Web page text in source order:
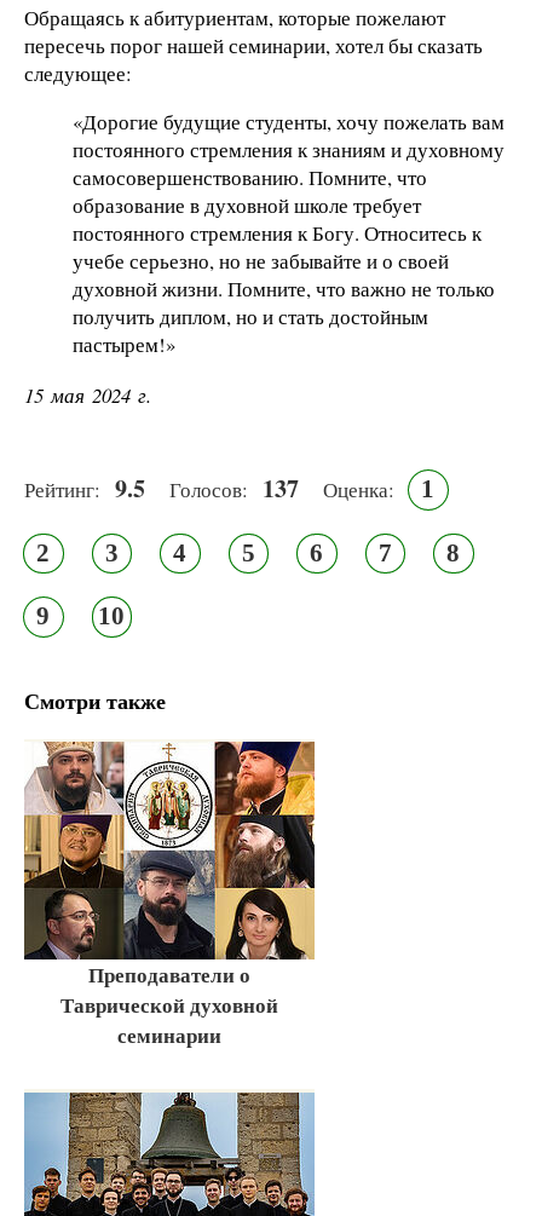
Обращаясь к абитуриентам, которые пожелают
пересечь порог нашей семинарии, хотел бы сказать
следующее:
«Дорогие будущие студенты, хочу пожелать вам
постоянного стремления к знаниям и духовному
самосовершенствованию. Помните, что
образование в духовной школе требует
постоянного стремления к Богу. Относитесь к
учебе серьезно, но не забывайте и о своей
духовной жизни. Помните, что важно не только
получить диплом, но и стать достойным
пастырем!»
15 мая 2024 г.
Рейтинг: 9.5 Голосов: 137 Оценка: 1
2 3 4 5 6 7 8
9 10
Смотри также
Преподаватели о
Таврической духовной
семинарии